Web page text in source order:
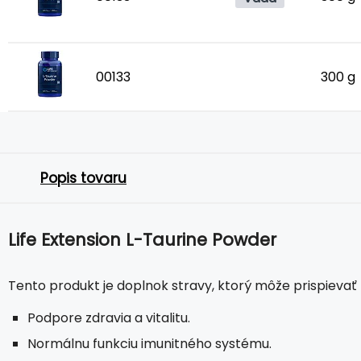
00133 300 g
Popis tovaru
Life Extension L-Taurine Powder
Tento produkt je doplnok stravy, ktorý môže prispievať
Podpore zdravia a vitalitu.
Normálnu funkciu imunitného systému.